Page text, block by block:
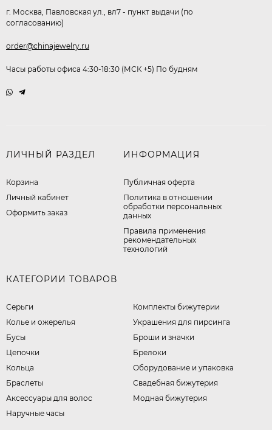
г. Москва, Павловская ул., вл7 - пункт выдачи (по
согласованию)
order@chinajewelry.ru
Часы работы офиса 4:30-18:30 (МСК +5) По будням
ЛИЧНЫЙ РАЗДЕЛ
Корзина
Личный кабинет
Оформить заказ
ИНФОРМАЦИЯ
Публичная оферта
​Политика в отношении
обработки персональных
данных
Правила применения
рекомендательных
технологий
КАТЕГОРИИ ТОВАРОВ
Серьги
Колье и ожерелья
Бусы
Цепочки
Кольца
Браслеты
Аксессуары для волос
Наручные часы
Комплекты бижутерии
Украшения для пирсинга
Броши и значки
Брелоки
Оборудование и упаковка
Свадебная бижутерия
Модная бижутерия